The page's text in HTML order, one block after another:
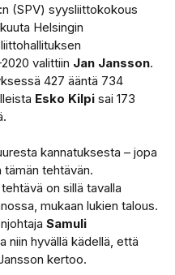
(SPV) syysliittokokous
Helsingin
valittiin Jan Jansson.
427 ääntä 734
Esko Kilpisai 173
kannatuksesta – jopa
tämän tehtävän.
on sillä tavalla
mukaan lukien talous.
Samuli
niin hyvällä kädellä, että
kertoo.